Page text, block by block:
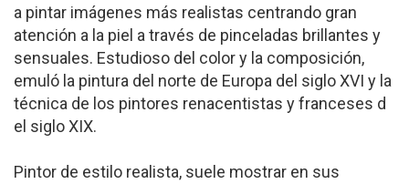
a pintar imágenes más realistas centrando gran
atención a la piel a través de pinceladas brillantes y
sensuales. Estudioso del color y la composición,
emuló la pintura del norte de Europa del siglo XVI y la
técnica de los pintores renacentistas y franceses d
el siglo XIX.
Pintor de estilo realista, suele mostrar en sus